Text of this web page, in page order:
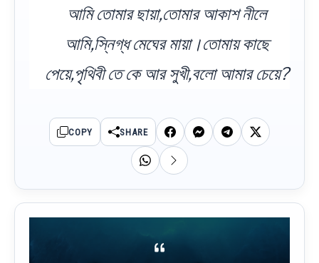
আমি তোমার ছায়া,তোমার আকাশ নীলে
আমি,স্নিগ্ধ মেঘের মায়া।তোমায় কাছে
পেয়ে,পৃথিবী তে কে আর সুখী,বলো আমার চেয়ে?
COPY SHARE